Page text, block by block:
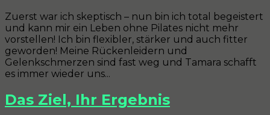
Zuerst war ich skeptisch – nun bin ich total begeistert
und kann mir ein Leben ohne Pilates nicht mehr
vorstellen! Ich bin flexibler, stärker und auch fitter
geworden! Meine Rückenleidern und
Gelenkschmerzen sind fast weg und Tamara schafft
es immer wieder uns...
Das Ziel, Ihr Ergebnis